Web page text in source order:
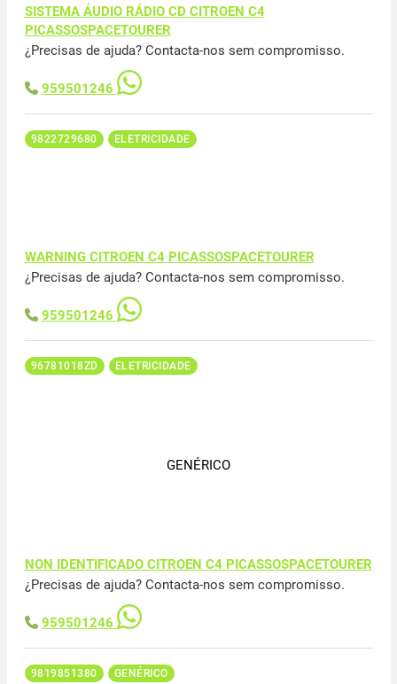
SISTEMA ÁUDIO RÁDIO CD CITROEN C4
PICASSOSPACETOURER
¿Precisas de ajuda? Contacta-nos sem compromisso.
959501246
9822729680 ELETRICIDADE
WARNING CITROEN C4 PICASSOSPACETOURER
¿Precisas de ajuda? Contacta-nos sem compromisso.
959501246
96781018ZD ELETRICIDADE
GENÉRICO
NON IDENTIFICADO CITROEN C4 PICASSOSPACETOURER
¿Precisas de ajuda? Contacta-nos sem compromisso.
959501246
9819851380 GENÉRICO